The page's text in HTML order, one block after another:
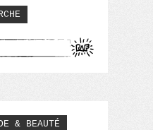
& BEAUTÉ